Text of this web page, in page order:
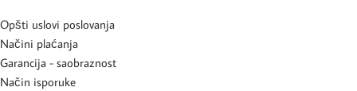
Opšti uslovi poslovanja
Načini plaćanja
Garancija - saobraznost
Način isporuke